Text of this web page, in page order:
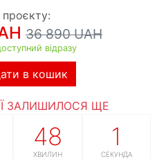
проєкту:
36 890 UAH
відразу
в кошик
ЗАЛИШИЛОСЯ ЩЕ
48
ХВИЛИН
0
СЕКУНД